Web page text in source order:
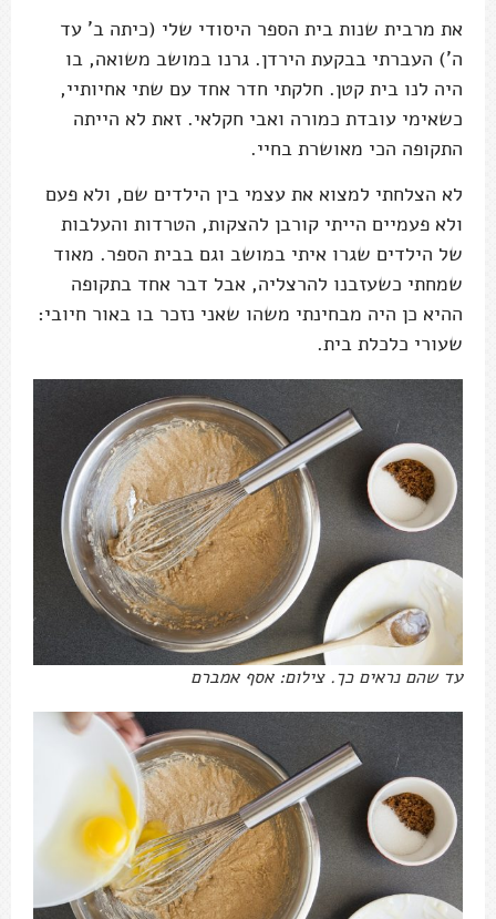
את מרבית שנות בית הספר היסודי שלי (כיתה ב' עד
ה') העברתי בבקעת הירדן. גרנו במושב משואה, בו
היה לנו בית קטן. חלקתי חדר אחד עם שתי אחיותיי,
כשאימי עובדת כמורה ואבי חקלאי. זאת לא הייתה
התקופה הכי מאושרת בחיי.
לא הצלחתי למצוא את עצמי בין הילדים שם, ולא פעם
ולא פעמיים הייתי קורבן להצקות, הטרדות והעלבות
של הילדים שגרו איתי במושב וגם בבית הספר. מאוד
שמחתי כשעזבנו להרצליה, אבל דבר אחד בתקופה
ההיא כן היה מבחינתי משהו שאני נזכר בו באור חיובי:
שעורי כלכלת בית.
עד שהם נראים כך. צילום: אסף אמברם